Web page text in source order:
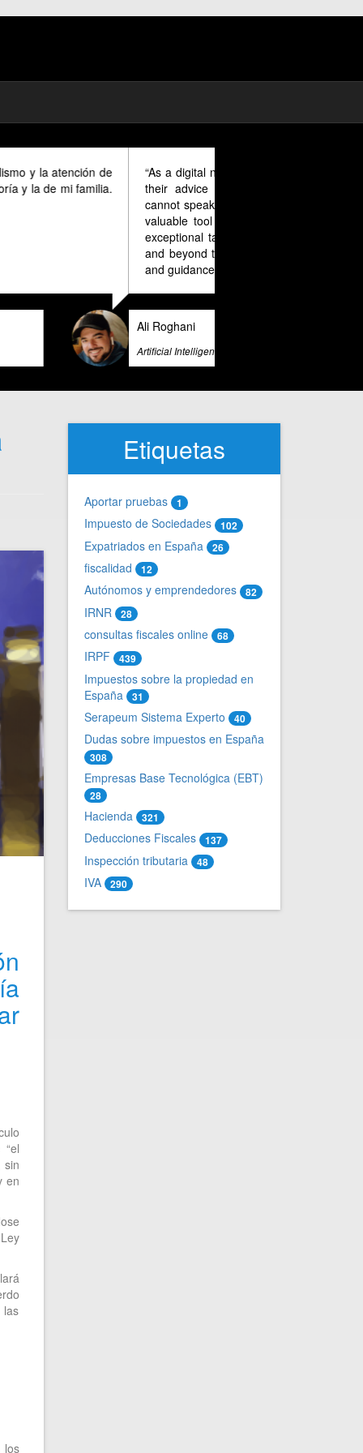
in Spain I could benefit much from
in English as Unfortunately I
and this makes it a unique and
all expats in Spain. Pratsglas is an
expert system that goes above
its users with valuable insights
Big Data Expert
sin
en
los
Etiquetas
Aportar pruebas 1
Impuesto de Sociedades 102
Expatriados en España 26
fiscalidad 12
Autónomos y emprendedores 82
IRNR 28
consultas fiscales online 68
IRPF 439
Impuestos sobre la propiedad en
España
31
Serapeum Sistema Experto 40
Dudas sobre impuestos en España
308
Empresas Base Tecnológica (EBT)
28
Hacienda 321
Deducciones Fiscales 137
Inspección tributaria 48
IVA 290